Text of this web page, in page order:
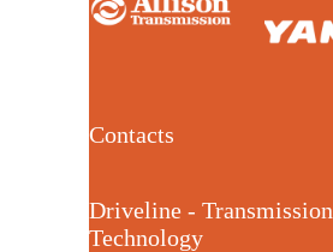
Contacts
Driveline - Transmission
Technology